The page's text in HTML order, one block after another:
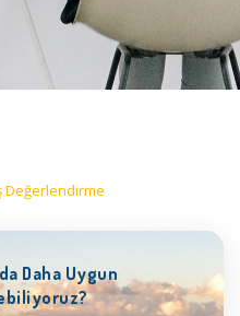
Değerlendirme
Daha Uygun